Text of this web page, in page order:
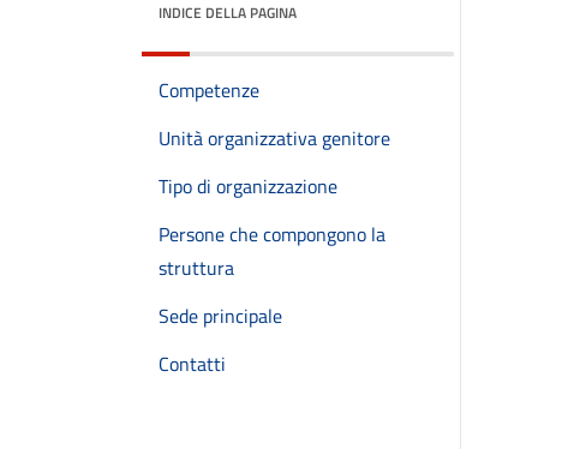
INDICE DELLA PAGINA
Competenze
Unità organizzativa genitore
Tipo di organizzazione
Persone che compongono la
struttura
Sede principale
Contatti